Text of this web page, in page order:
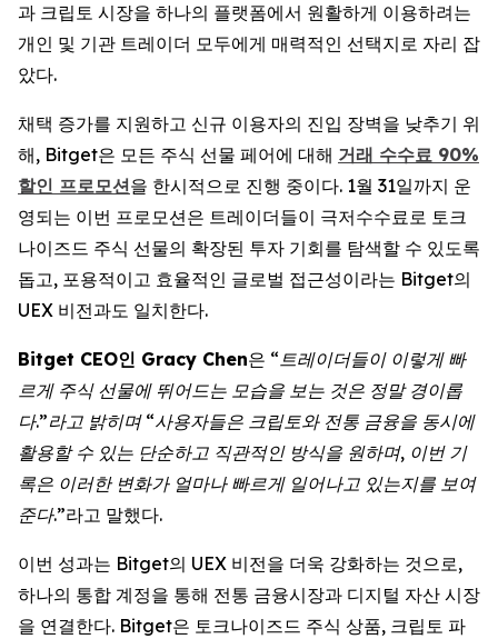
과 크립토 시장을 하나의 플랫폼에서 원활하게 이용하려는
개인 및 기관 트레이더 모두에게 매력적인 선택지로 자리 잡
았다.
채택 증가를 지원하고 신규 이용자의 진입 장벽을 낮추기 위
해, Bitget은 모든 주식 선물 페어에 대해 거래 수수료 90%
할인 프로모션을 한시적으로 진행 중이다. 1월 31일까지 운
영되는 이번 프로모션은 트레이더들이 극저수수료로 토크
나이즈드 주식 선물의 확장된 투자 기회를 탐색할 수 있도록
돕고, 포용적이고 효율적인 글로벌 접근성이라는 Bitget의
UEX 비전과도 일치한다.
Bitget CEO인 Gracy Chen은 “트레이더들이 이렇게 빠
르게 주식 선물에 뛰어드는 모습을 보는 것은 정말 경이롭
다.”라고 밝히며 “사용자들은 크립토와 전통 금융을 동시에
활용할 수 있는 단순하고 직관적인 방식을 원하며, 이번 기
록은 이러한 변화가 얼마나 빠르게 일어나고 있는지를 보여
준다.”라고 말했다.
이번 성과는 Bitget의 UEX 비전을 더욱 강화하는 것으로,
하나의 통합 계정을 통해 전통 금융시장과 디지털 자산 시장
을 연결한다. Bitget은 토크나이즈드 주식 상품, 크립토 파